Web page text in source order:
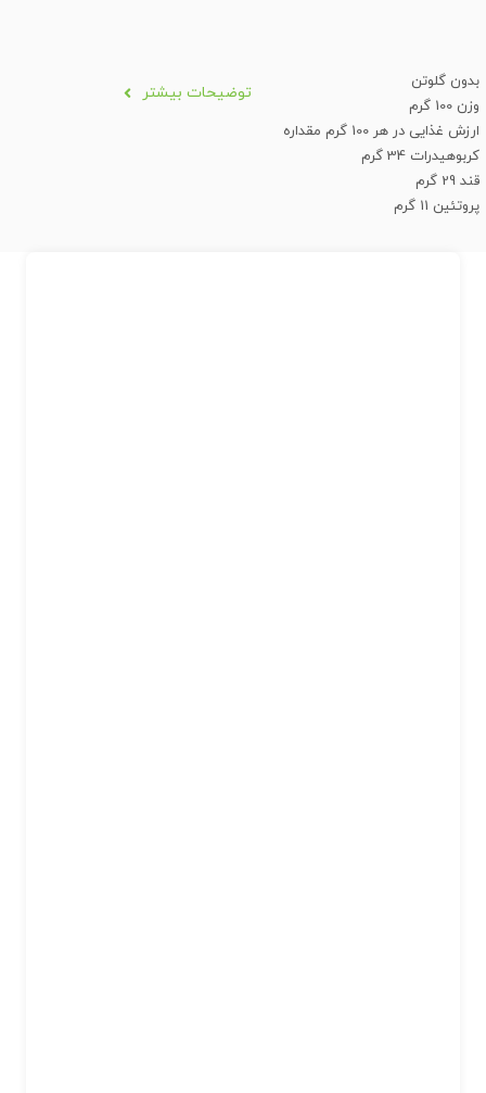
بدون گلوتن
وزن 100 گرم
ارزش غذایی در هر 100 گرم مقداره
کربوهیدرات 34 گرم
قند 29 گرم
پروتئین 11 گرم
توضیحات بیشتر